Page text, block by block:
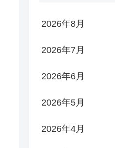
2026年8月
2026年7月
2026年6月
2026年5月
2026年4月